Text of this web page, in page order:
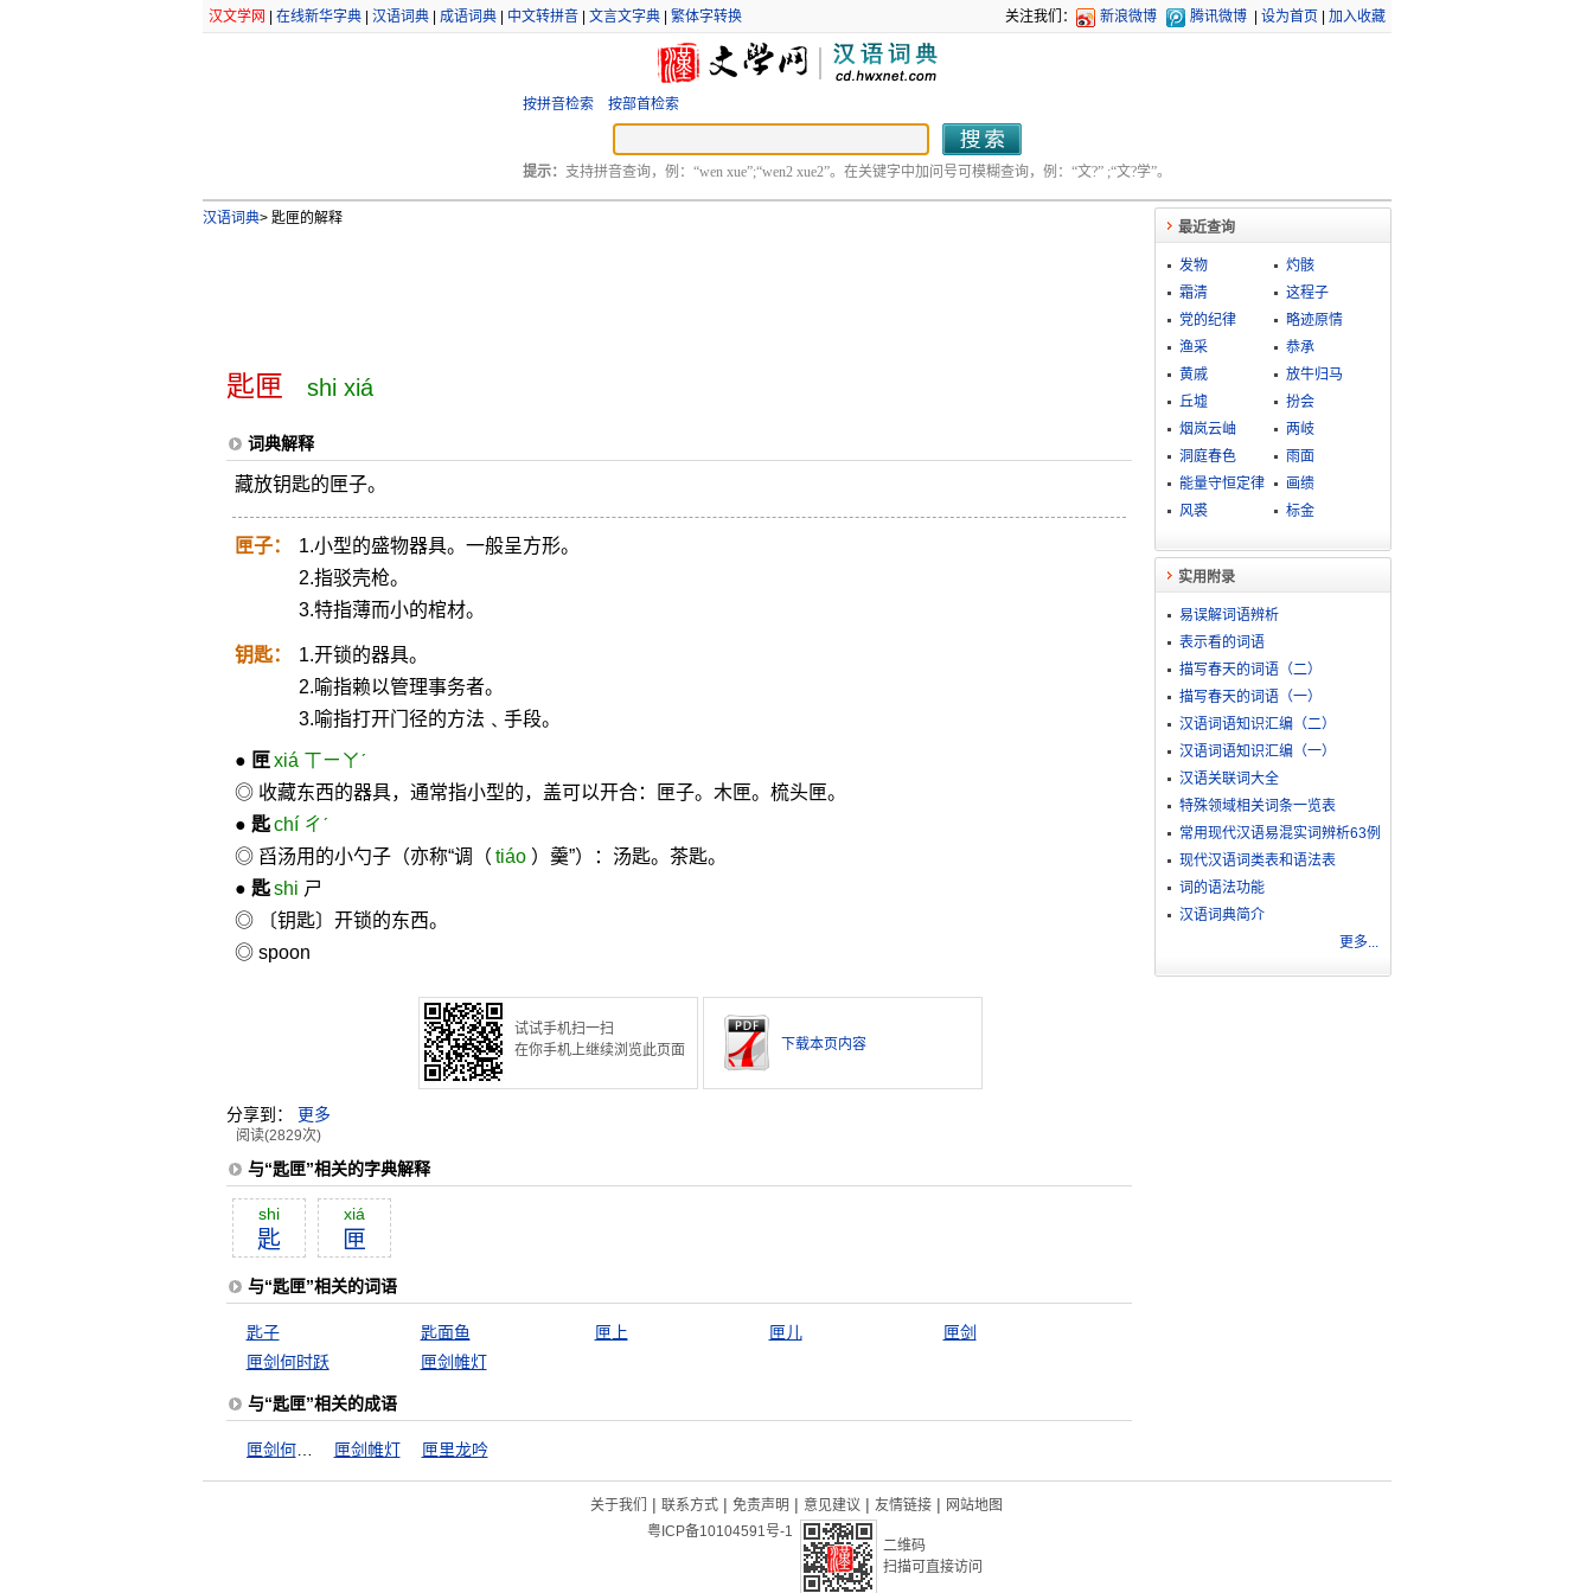
汉文学网 在线新华字典| 汉语词典| 成语词典| 中文转拼音| 文言文字典| 繁体字转换 关注我们： 新浪微博 腾讯微博 设为首页 加入收藏
按拼音检索 按部首检索
提示： 支持拼音查询，例：“wen xue”;“wen2 xue2”。在关键字中加问号可模糊查询，例：“文?” ;“文?学”。
汉语词典>匙匣的解释
匙匣 shi xiá
词典解释
藏放钥匙的匣子。
匣子：
1.小型的盛物器具。一般呈方形。
2.指驳壳枪。
3.特指薄而小的棺材。
钥匙：
1.开锁的器具。
2.喻指赖以管理事务者。
3.喻指打开门径的方法﹑手段。
● 匣 xiá ㄒㄧㄚˊ
◎ 收藏东西的器具，通常指小型的，盖可以开合：匣子。木匣。梳头匣。
● 匙 chí ㄔˊ
◎ 舀汤用的小勺子（亦称“调（ tiáo ）羹”）：汤匙。茶匙。
● 匙 shi ㄕ
◎ 〔钥匙〕开锁的东西。
◎ spoon
试试手机扫一扫
在你手机上继续浏览此页面
下载本页内容
分享到： 更多
阅读(2829次)
与“匙匣”相关的字典解释
shi
匙
xiá
匣
与“匙匣”相关的词语
匙子 匙面鱼 匣上 匣儿
匣剑
匣剑何时跃
匣剑帷灯
与“匙匣”相关的成语
匣剑何时跃 匣剑帷灯 匣里龙吟
最近查询
发物
灼骸
霜清
这程子
党的纪律
略迹原情
渔采
恭承
黄戚
放牛归马
丘墟
扮会
烟岚云岫
两岐
洞庭春色
雨面
能量守恒定律
画缋
风裘
标金
实用附录
易误解词语辨析
表示看的词语
描写春天的词语（二）
描写春天的词语（一）
汉语词语知识汇编（二）
汉语词语知识汇编（一）
汉语关联词大全
特殊领域相关词条一览表
常用现代汉语易混实词辨析63例
现代汉语词类表和语法表
词的语法功能
汉语词典简介
更多...
关于我们 | 联系方式 | 免责声明 | 意见建议 | 友情链接 | 网站地图
粤ICP备10104591号-1
二维码
扫描可直接访问